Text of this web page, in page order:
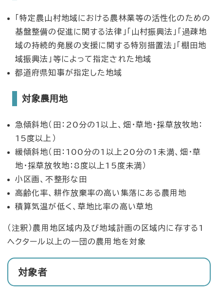
「特定農山村地域における農林業等の活性化のための
基盤整備の促進に関する法律」「山村振興法」「過疎地
域の持続的発展の支援に関する特別措置法」「棚田地
域振興法」等によって指定された地域
都道府県知事が指定した地域
対象農用地
急傾斜地（田：20分の1以上、畑・草地・採草放牧地：
15度以上）
緩傾斜地（田：100分の1以上20分の1未満、畑・草
地・採草放牧地：8度以上15度未満）
小区画、不整形な田
高齢化率、耕作放棄率の高い集落にある農用地
積算気温が低く、草地比率の高い草地
（注釈）農用地区域内及び地域計画の区域内に存する1
ヘクタール以上の一団の農用地を対象
対象者